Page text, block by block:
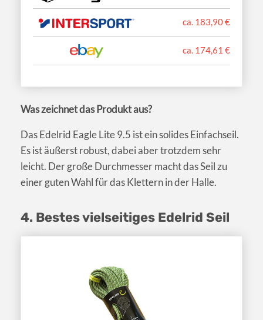
ca. 183,90 €
ca. 174,61 €
Was zeichnet das Produkt aus?
Das Edelrid Eagle Lite 9.5 ist ein solides Einfachseil.
Es ist äußerst robust, dabei aber trotzdem sehr
leicht. Der große Durchmesser macht das Seil zu
einer guten Wahl für das Klettern in der Halle.
4. Bestes vielseitiges Edelrid Seil